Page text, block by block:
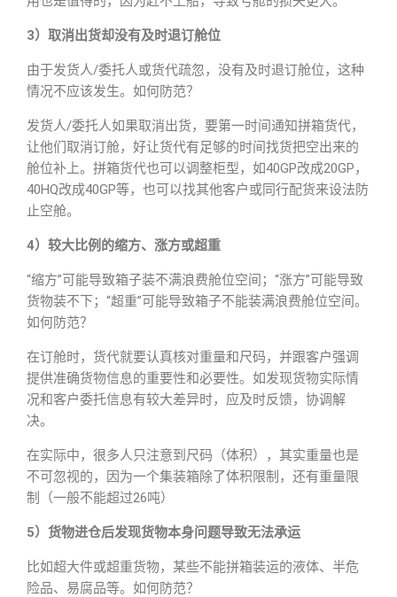
3）取消出货却没有及时退订舱位
由于发货人/委托人或货代疏忽，没有及时退订舱位，这种
情况不应该发生。如何防范？
发货人/委托人如果取消出货，要第一时间通知拼箱货代，
让他们取消订舱，好让货代有足够的时间找货把空出来的
舱位补上。拼箱货代也可以调整柜型，如40GP改成20GP，
40HQ改成40GP等，也可以找其他客户或同行配货来设法防
止空舱。
4）较大比例的缩方、涨方或超重
“缩方”可能导致箱子装不满浪费舱位空间；“涨方”可能导致
货物装不下；“超重”可能导致箱子不能装满浪费舱位空间。
如何防范？
在订舱时，货代就要认真核对重量和尺码，并跟客户强调
提供准确货物信息的重要性和必要性。如发现货物实际情
况和客户委托信息有较大差异时，应及时反馈，协调解
决。
在实际中，很多人只注意到尺码（体积），其实重量也是
不可忽视的，因为一个集装箱除了体积限制，还有重量限
制（一般不能超过26吨）
5）货物进仓后发现货物本身问题导致无法承运
比如超大件或超重货物，某些不能拼箱装运的液体、半危
险品、易腐品等。如何防范？